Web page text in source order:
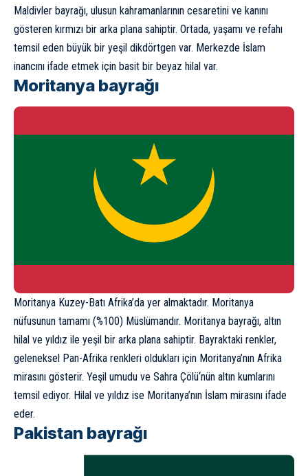
Maldivler bayrağı, ulusun kahramanlarının cesaretini ve kanını
gösteren kırmızı bir arka plana sahiptir. Ortada, yaşamı ve refahı
temsil eden büyük bir yeşil dikdörtgen var. Merkezde İslam
inancını ifade etmek için basit bir beyaz hilal var.
Moritanya bayrağı
Moritanya Kuzey-Batı Afrika’da yer almaktadır. Moritanya
nüfusunun tamamı (%100) Müslümandır. Moritanya bayrağı, altın
hilal ve yıldız ile yeşil bir arka plana sahiptir. Bayraktaki renkler,
geleneksel Pan-Afrika renkleri oldukları için Moritanya’nın Afrika
mirasını gösterir. Yeşil umudu ve Sahra Çölü‘nün altın kumlarını
temsil ediyor. Hilal ve yıldız ise Moritanya’nın İslam mirasını ifade
eder.
Pakistan bayrağı